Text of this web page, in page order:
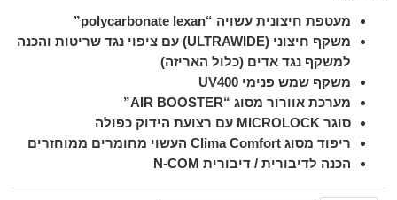
מעטפת חיצונית עשויה “polycarbonate lexan”
משקף חיצוני (ULTRAWIDE) עם ציפוי נגד שריטות והכנה
למשקף נגד אדים (כלול האריזה)
משקף שמש פנימי UV400
מערכת אוורור מסוג “AIR BOOSTER”
סוגר MICROLOCK עם רצועת הידוק כפולה
ריפוד מסוג Clima Comfort העשוי מחומרים ממוחזרים
הכנה לדיבורית / דיבורית N-COM